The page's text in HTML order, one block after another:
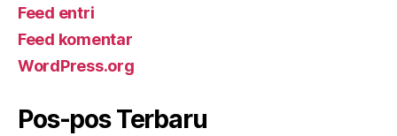
Feed entri
Feed komentar
WordPress.org
Pos-pos Terbaru